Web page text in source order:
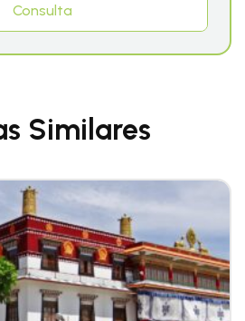
Consulta
Similares